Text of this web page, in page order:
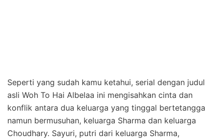
Seperti yang sudah kamu ketahui, serial dengan judul
asli Woh To Hai Albelaa ini mengisahkan cinta dan
konflik antara dua keluarga yang tinggal bertetangga
namun bermusuhan, keluarga Sharma dan keluarga
Choudhary. Sayuri, putri dari keluarga Sharma,